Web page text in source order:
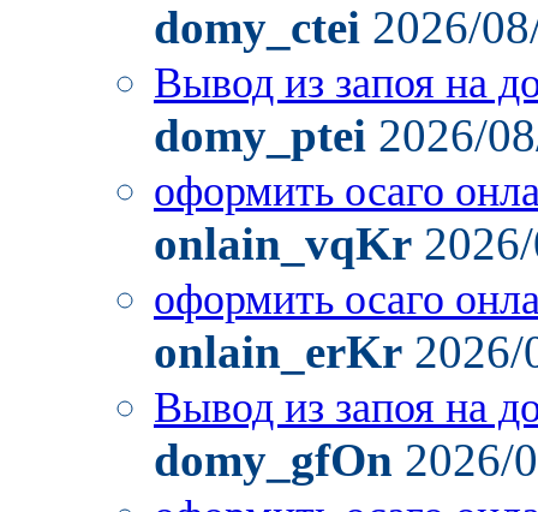
domy_ctei 2026/
Вывод из запоя на
domy_ptei 2026/
оформить осаго
onlain_vqKr
оформить осаго
onlain_erKr
Вывод из запоя на
domy_gfOn 2026/